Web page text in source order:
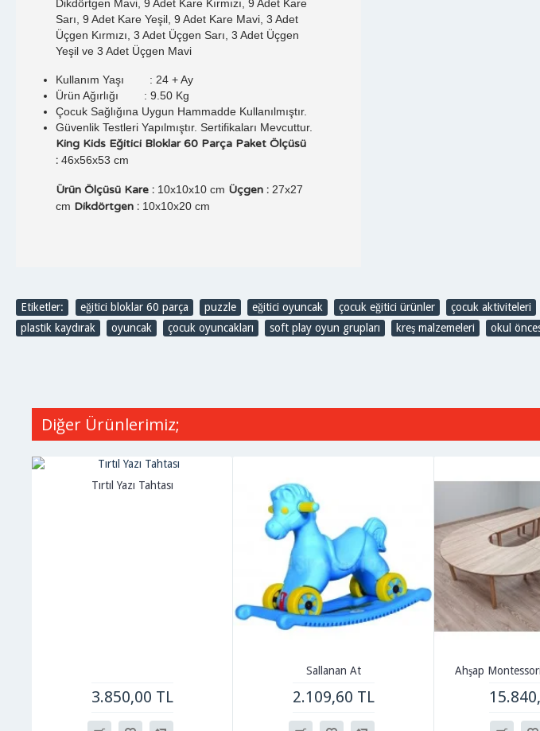
Dikdörtgen Mavi, 9 Adet Kare Kırmızı, 9 Adet Kare
Sarı, 9 Adet Kare Yeşil, 9 Adet Kare Mavi, 3 Adet
Üçgen Kırmızı, 3 Adet Üçgen Sarı, 3 Adet Üçgen
Yeşil ve 3 Adet Üçgen Mavi
Kullanım Yaşı : 24 + Ay
Ürün Ağırlığı : 9.50 Kg
Çocuk Sağlığına Uygun Hammadde Kullanılmıştır.
Güvenlik Testleri Yapılmıştır. Sertifikaları Mevcuttur.
King Kids Eğitici Bloklar 60 Parça Paket Ölçüsü
: 46x56x53 cm
Ürün Ölçüsü Kare : 10x10x10 cm Üçgen : 27x27
cm Dikdörtgen : 10x10x20 cm
Etiketler: eğitici bloklar 60 parça puzzle eğitici oyuncak çocuk eğitici ürünler çocuk aktiviteleri
plastik kaydırak
oyuncak çocuk oyuncakları soft play oyun grupları kreş malzemeleri okul
Diğer Ürünlerimiz;
Tırtıl Yazı Tahtası
3.850,00 TL
Sallanan At
2.109,60 TL
Ahşap